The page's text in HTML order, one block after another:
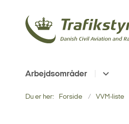
Arbejdsområder
Du er her: Forside VVM-liste